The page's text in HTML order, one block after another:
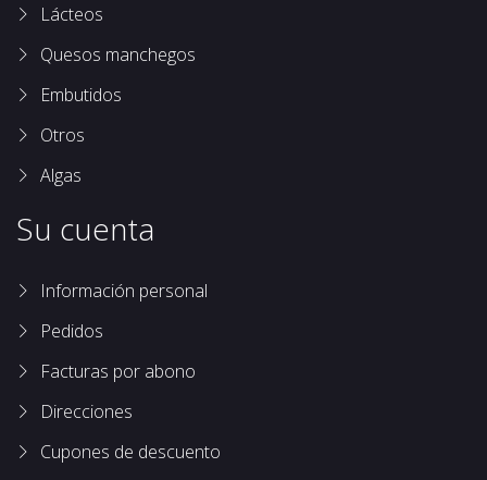
Lácteos
Quesos manchegos
Embutidos
Otros
Algas
Su cuenta
Información personal
Pedidos
Facturas por abono
Direcciones
Cupones de descuento